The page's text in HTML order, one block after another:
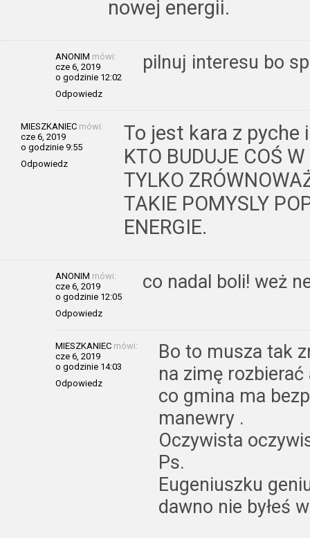
nowej energii.
ANONIM mówi:
cze 6, 2019
o godzinie 12:02
Odpowiedz
pilnuj interesu bo
MIESZKANIEC mówi:
cze 6, 2019
o godzinie 9:55
Odpowiedz
To jest kara z pyche
KTO BUDUJE COŚ
TYLKO
TAKIE POMYSLY
ENERGIE.
ANONIM mówi:
cze 6, 2019
o godzinie 12:05
Odpowiedz
co nadal boli! weż
MIESZKANIEC mówi:
cze 6, 2019
o godzinie 14:03
Odpowiedz
Bo to musza tak
na zimę
co gmina ma
manewry .
Oczywista
Ps.
Eugeniuszku
dawno nie byłeś